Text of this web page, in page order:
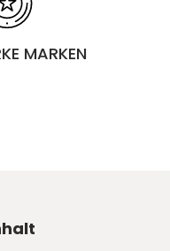
MARKEN